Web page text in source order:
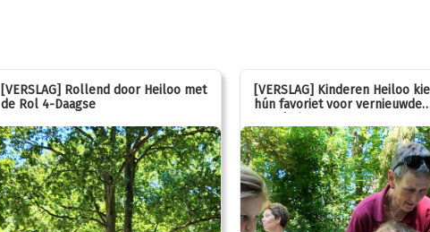
[VERSLAG] Rollend door Heiloo met
de Rol 4-Daagse
[VERSLAG] Kinderen Heiloo
hún favoriet voor vernieuwde